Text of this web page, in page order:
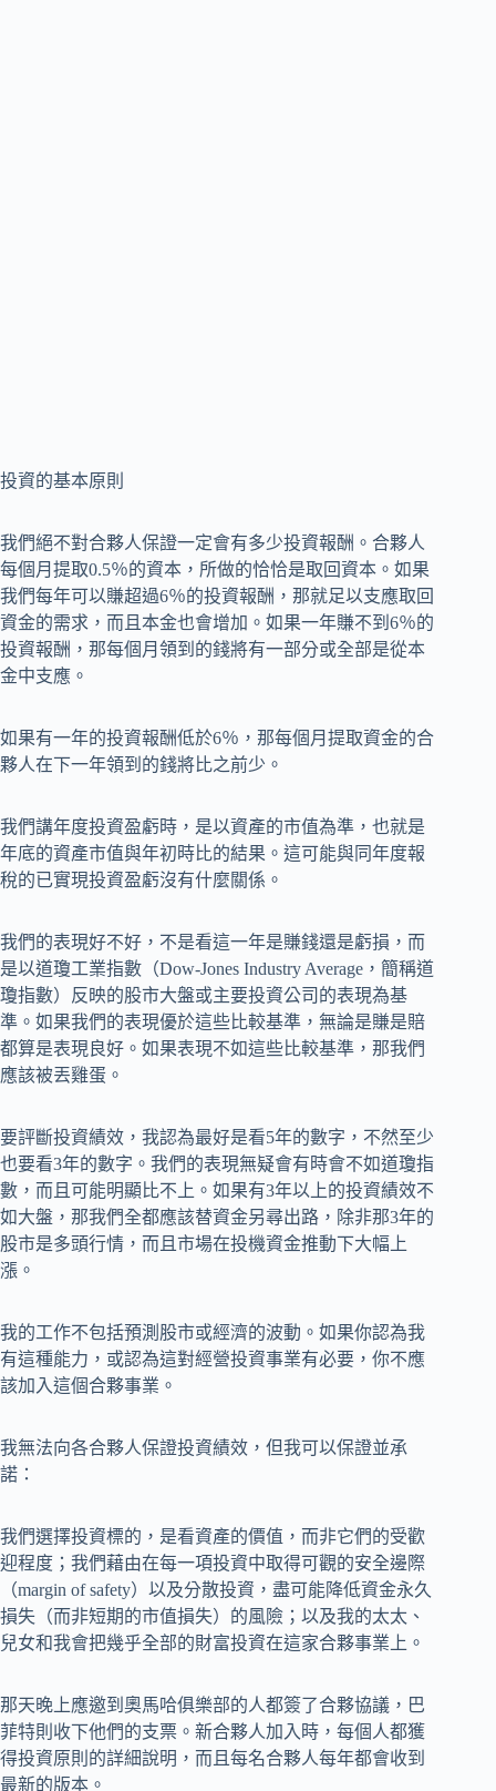
投資的基本原則
我們絕不對合夥人保證一定會有多少投資報酬。合夥人
每個月提取0.5％的資本，所做的恰恰是取回資本。如果
我們每年可以賺超過6％的投資報酬，那就足以支應取回
資金的需求，而且本金也會增加。如果一年賺不到6％的
投資報酬，那每個月領到的錢將有一部分或全部是從本
金中支應。
如果有一年的投資報酬低於6％，那每個月提取資金的合
夥人在下一年領到的錢將比之前少。
我們講年度投資盈虧時，是以資產的市值為準，也就是
年底的資產市值與年初時比的結果。這可能與同年度報
稅的已實現投資盈虧沒有什麼關係。
我們的表現好不好，不是看這一年是賺錢還是虧損，而
是以道瓊工業指數（Dow-Jones Industry Average，簡稱道
瓊指數）反映的股市大盤或主要投資公司的表現為基
準。如果我們的表現優於這些比較基準，無論是賺是賠
都算是表現良好。如果表現不如這些比較基準，那我們
應該被丟雞蛋。
要評斷投資績效，我認為最好是看5年的數字，不然至少
也要看3年的數字。我們的表現無疑會有時會不如道瓊指
數，而且可能明顯比不上。如果有3年以上的投資績效不
如大盤，那我們全都應該替資金另尋出路，除非那3年的
股市是多頭行情，而且市場在投機資金推動下大幅上
漲。
我的工作不包括預測股市或經濟的波動。如果你認為我
有這種能力，或認為這對經營投資事業有必要，你不應
該加入這個合夥事業。
我無法向各合夥人保證投資績效，但我可以保證並承
諾：
我們選擇投資標的，是看資產的價值，而非它們的受歡
迎程度；我們藉由在每一項投資中取得可觀的安全邊際
（margin of safety）以及分散投資，盡可能降低資金永久
損失（而非短期的市值損失）的風險；以及我的太太、
兒女和我會把幾乎全部的財富投資在這家合夥事業上。
那天晚上應邀到奧馬哈俱樂部的人都簽了合夥協議，巴
菲特則收下他們的支票。新合夥人加入時，每個人都獲
得投資原則的詳細說明，而且每名合夥人每年都會收到
最新的版本。